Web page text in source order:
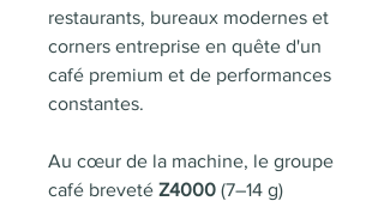
restaurants, bureaux modernes et
corners entreprise en quête d'un
café premium et de performances
constantes.
Au cœur de la machine, le groupe
café breveté Z4000 (7–14 g)